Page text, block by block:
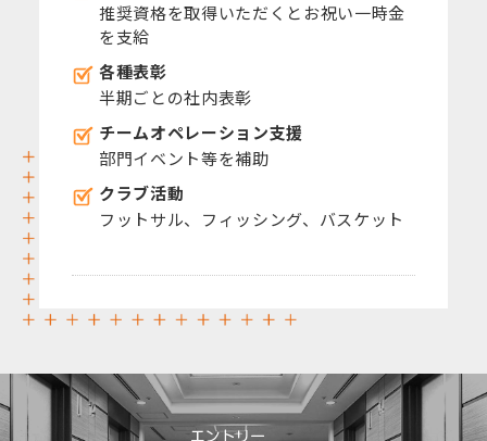
推奨資格を取得いただくとお祝い一時金
を支給
各種表彰
半期ごとの社内表彰
チームオペレーション支援
部門イベント等を補助
クラブ活動
フットサル、フィッシング、バスケット